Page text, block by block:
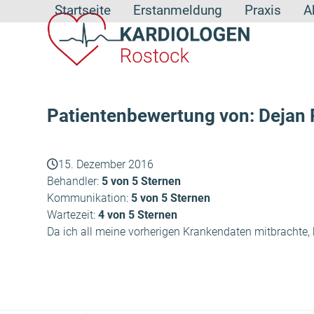
to
Startseite Erstanmeldung Praxis
Patientenbewertung von: Dejan
15. Dezember 2016
Behandler: 5 von 5 Sternen
Kommunikation: 5 von 5 Sternen
Wartezeit:4 von 5 Sternen
Da ich all meine vorherigen Krankendaten